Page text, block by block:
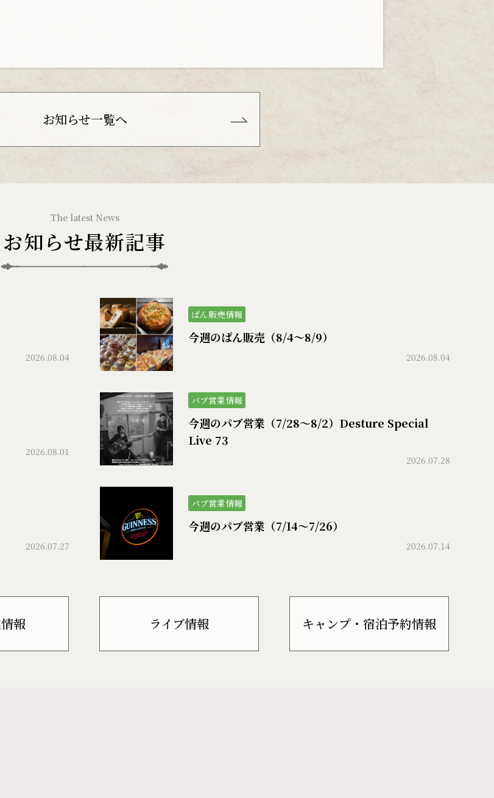
お知らせ一覧へ
お知らせ最新記事
2026.08.04
ぱん販売情報
今週のぱん販売（8/4〜8/9）
2026.08.04
2026.08.01
パブ営業情報
今週のパブ営業（7/28〜8/2）Desture Special
Live 73
2026.07.28
2026.07.27
パブ営業情報
今週のパブ営業（7/14〜7/26）
2026.07.14
報 ライブ情報 キャンプ・宿泊予約情報